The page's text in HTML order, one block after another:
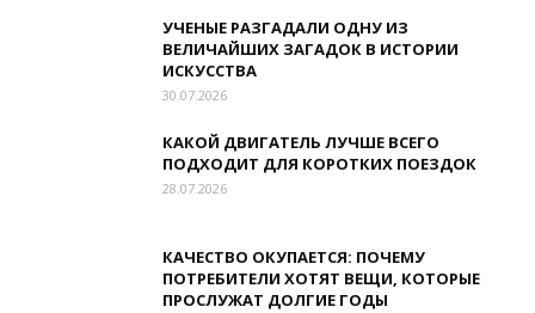
УЧЕНЫЕ РАЗГАДАЛИ ОДНУ ИЗ
ВЕЛИЧАЙШИХ ЗАГАДОК В ИСТОРИИ
ИСКУССТВА
30.07.2026
КАКОЙ ДВИГАТЕЛЬ ЛУЧШЕ ВСЕГО
ПОДХОДИТ ДЛЯ КОРОТКИХ ПОЕЗДОК
28.07.2026
КАЧЕСТВО ОКУПАЕТСЯ: ПОЧЕМУ
ПОТРЕБИТЕЛИ ХОТЯТ ВЕЩИ, КОТОРЫЕ
ПРОСЛУЖАТ ДОЛГИЕ ГОДЫ